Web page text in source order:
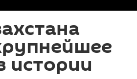
истории